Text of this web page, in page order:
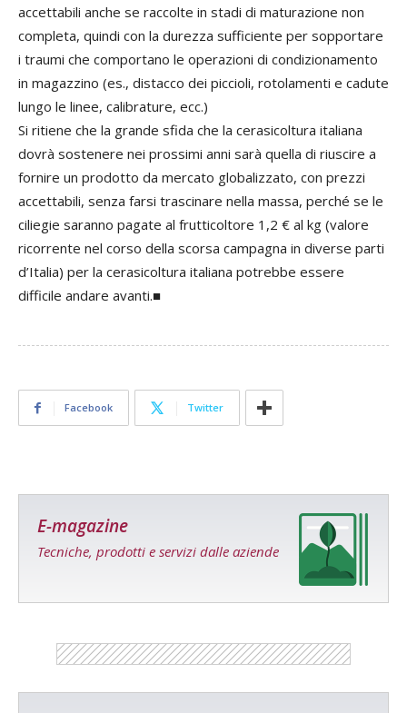
accettabili anche se raccolte in stadi di maturazione non
completa, quindi con la durezza sufficiente per sopportare
i traumi che comportano le operazioni di condizionamento
in magazzino (es., distacco dei piccioli, rotolamenti e cadute
lungo le linee, calibrature, ecc.)
Si ritiene che la grande sfida che la cerasicoltura italiana
dovrà sostenere nei prossimi anni sarà quella di riuscire a
fornire un prodotto da mercato globalizzato, con prezzi
accettabili, senza farsi trascinare nella massa, perché se le
ciliegie saranno pagate al frutticoltore 1,2 € al kg (valore
ricorrente nel corso della scorsa campagna in diverse parti
d’Italia) per la cerasicoltura italiana potrebbe essere
difficile andare avanti.■
Facebook Twitter
E-magazine
Tecniche, prodotti e servizi dalle aziende